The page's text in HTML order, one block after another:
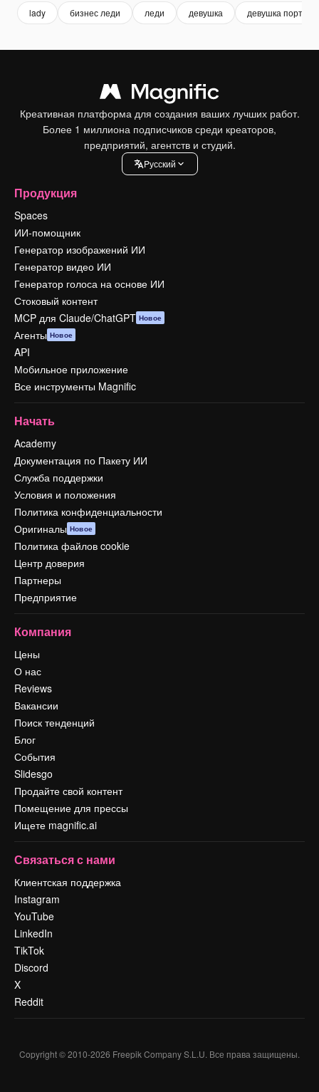
lady бизнес леди леди девушка девушка портрет
Креативная платформа для создания ваших лучших работ.
Более 1 миллиона подписчиков среди креаторов,
предприятий, агентств и студий.
Pусский
Продукция
Spaces
ИИ-помощник
Генератор изображений ИИ
Генератор видео ИИ
Генератор голоса на основе ИИ
Стоковый контент
MCP для Claude/ChatGPT Новое
Агенты Новое
API
Мобильное приложение
Все инструменты Magnific
Начать
Academy
Документация по Пакету ИИ
Служба поддержки
Условия и положения
Политика конфиденциальности
Оригиналы Новое
Политика файлов cookie
Центр доверия
Партнеры
Предприятие
Компания
Цены
О нас
Reviews
Вакансии
Поиск тенденций
Блог
События
Slidesgo
Продайте свой контент
Помещение для прессы
Ищете magnific.ai
Связаться с нами
Клиентская поддержка
Instagram
YouTube
LinkedIn
TikTok
Discord
X
Reddit
Copyright © 2010-2026 Freepik Company S.L.U. Все права защищены.